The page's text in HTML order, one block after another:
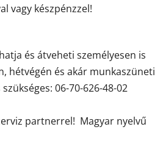
vagy készpénzzel!
és átveheti személyesen is
hétvégén és akár munkaszüneti
06-70-626-48-02
partnerrel! Magyar nyelvű